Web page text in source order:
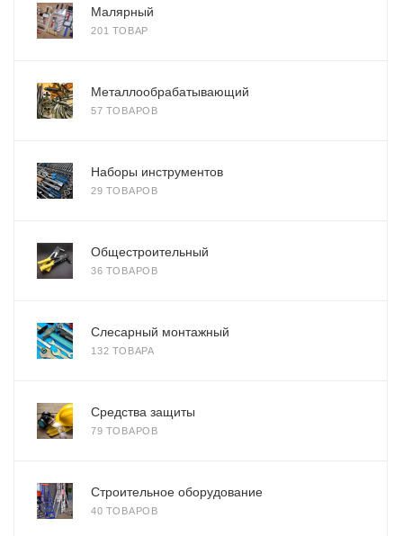
Малярный
201 ТОВАР
Металлообрабатывающий
57 ТОВАРОВ
Наборы инструментов
29 ТОВАРОВ
Общестроительный
36 ТОВАРОВ
Слесарный монтажный
132 ТОВАРА
Средства защиты
79 ТОВАРОВ
Строительное оборудование
40 ТОВАРОВ